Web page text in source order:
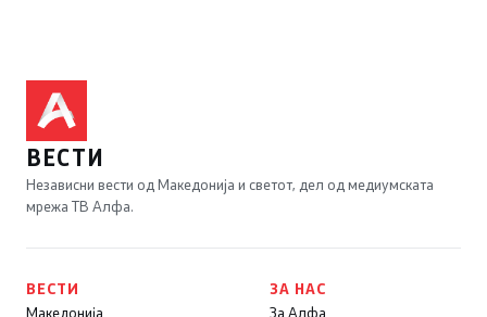
ВЕСТИ
Независни вести од Македонија и светот, дел од медиумската
мрежа ТВ Алфа.
ВЕСТИ
Македонија
ЗА НАС
За Алфа